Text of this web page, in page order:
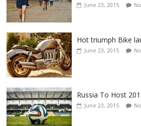
June 23, 2015
Hot triumph Bike
June 23, 2015
Russia To Host
June 23, 2015